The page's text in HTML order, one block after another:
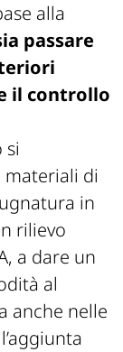
alla
passare
il controllo
si
di
in
rilievo
a dare un
al
anche nelle